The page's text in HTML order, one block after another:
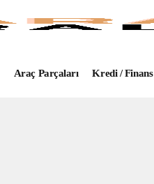
Araç Parçaları Kredi / Finans